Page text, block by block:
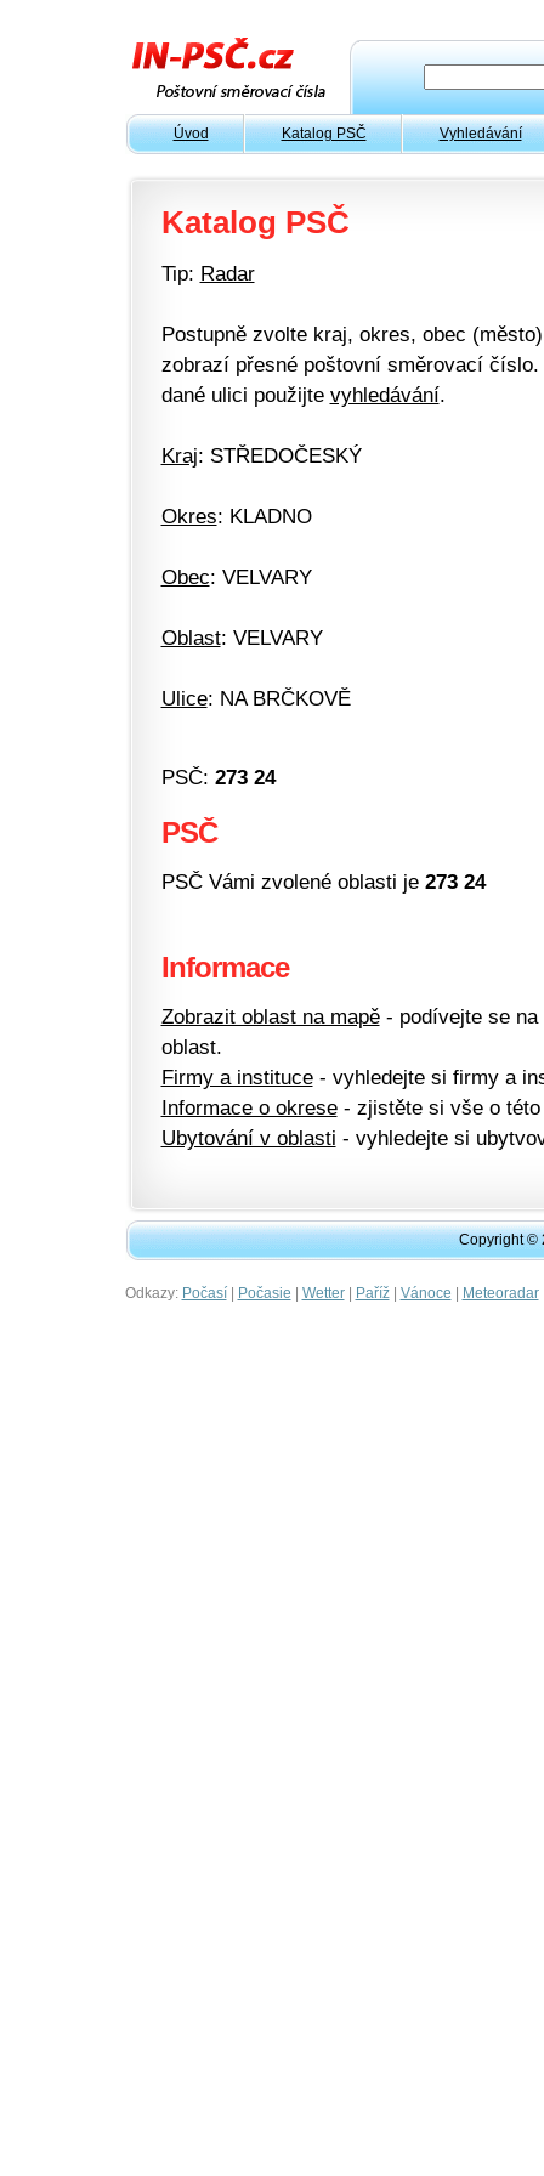
Úvod Katalog PSČ Vyhledávání
Katalog PSČ
Tip: Radar
Postupně zvolte kraj, okres, obec
zobrazí přesné poštovní směrovací
dané ulici použijte vyhledávání.
Kraj: STŘEDOČESKÝ
Okres: KLADNO
Obec: VELVARY
Oblast: VELVARY
Ulice: NA BRČKOVĚ
PSČ: 273 24
PSČ
PSČ Vámi zvolené oblasti je 273 24
Informace
Zobrazit oblast na mapě- podívejte se na
oblast.
Firmy a instituce- vyhledejte si firmy a
Informace o okrese- zjistěte si vše o této
Ubytování v oblasti - vyhledejte si
Copyright ©
Odkazy: Počasí| Počasie | Wetter| Paříž| Vánoce | Meteoradar